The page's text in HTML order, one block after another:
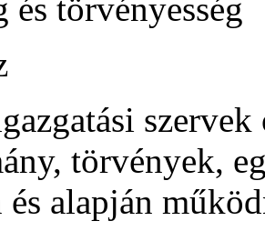
és törvényesség
törvények,
és alapján